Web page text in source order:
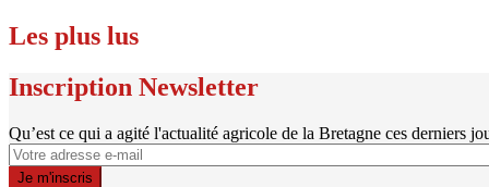
Les plus lus
Inscription Newsletter
Qu’est ce qui a agité l'actualité agricole de la Bretagne ces derniers